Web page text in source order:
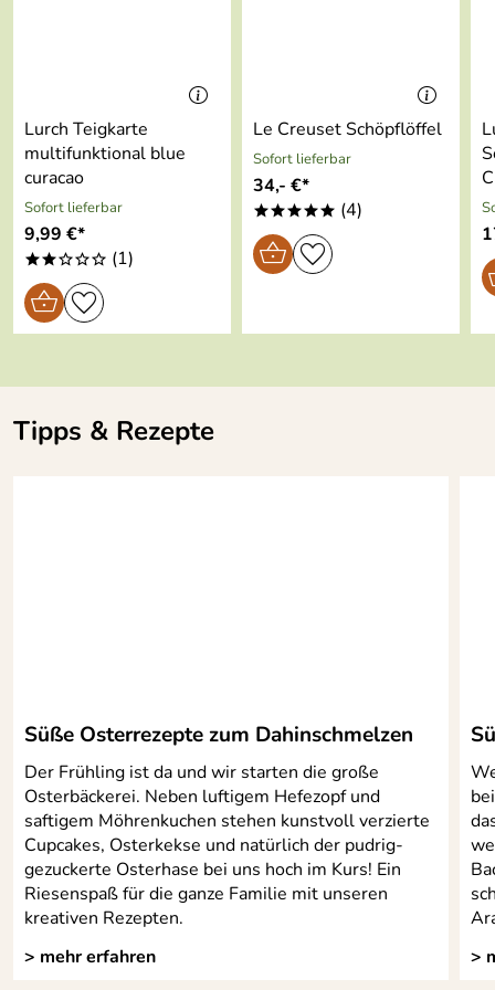
Hersteller: Lurch AG, Schinkelstraße 6, 31137
Hildesheim, info@lurch.de
Temperaturbes
tändig:
-40 bis +240 °C
absolut geschmacksneutral
Lurch Teigkarte
multifunktional blue
curacao
Sofort lieferbar
9,99 €*
**ooo (1)
Le Creuset Schöpflöffel
Sofort lieferbar
34,- €*
***** (4)
Tipps & Rezepte
Süße Osterrezepte zum Dahinschmelzen
Der Frühling ist da und wir starten die große
Osterbäckerei. Neben luftigem Hefezopf und
saftigem Möhrenkuchen stehen kunstvoll verzierte
Cupcakes, Osterkekse und natürlich der pudrig-
gezuckerte Osterhase bei uns hoch im Kurs! Ein
Riesenspaß für die ganze Familie mit unseren
kreativen Rezepten.
> mehr erfahren
>